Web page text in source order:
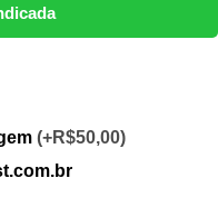
(+R$50,00)